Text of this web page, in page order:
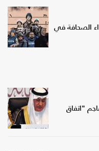
الصحافة في
"اتفاق